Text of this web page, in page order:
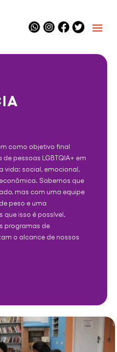
como objetivo final
pessoas LGBTQIA+ em
vida: social, emocional,
Sabemos que
mas com uma equipe
peso e uma
isso é possível.
programas de
o alcance de nossos